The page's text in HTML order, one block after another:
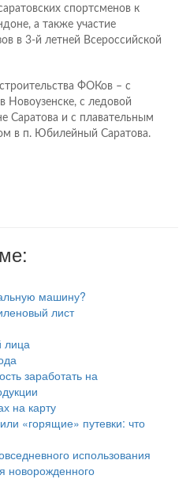
спортсменов к
а также участие
в 3-й летней Всероссийской
ФОКов – с
Новоузенске, с ледовой
Саратова и с плавательным
в п. Юбилейный Саратова.
машину?
лист
лица
заработать на
на карту
«горящие» путевки: что
использования
новорожденного